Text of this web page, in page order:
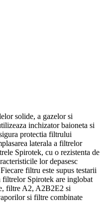
solide, a gazelor si
inchizator baioneta si
protectia filtrului
laterala a filtrelor
Spirotek, cu o rezistenta de
lor depasesc
filtru este supus testarii
filtrelor Spirotek are inglobat
filtre A2, A2B2E2 si
si filtre combinate